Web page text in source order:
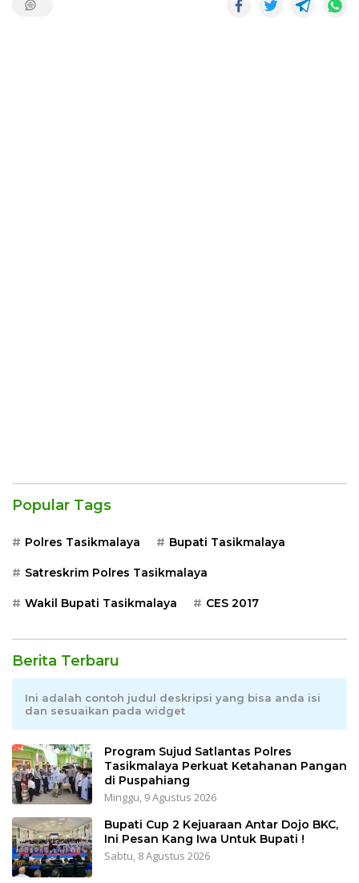
Popular Tags
Polres Tasikmalaya Bupati Tasikmalaya
Satreskrim Polres Tasikmalaya
Wakil Bupati Tasikmalaya CES 2017
Berita Terbaru
Ini adalah contoh judul deskripsi yang bisa anda isi
dan sesuaikan pada widget
Program Sujud Satlantas Polres
Tasikmalaya Perkuat Ketahanan Pangan
di Puspahiang
Minggu, 9 Agustus 2026
Bupati Cup 2 Kejuaraan Antar Dojo BKC,
Ini Pesan Kang Iwa Untuk Bupati !
Sabtu, 8 Agustus 2026